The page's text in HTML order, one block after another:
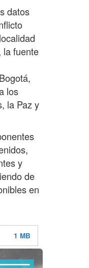
datos
la fuente
los
la Paz y
y
de
en
1 MB